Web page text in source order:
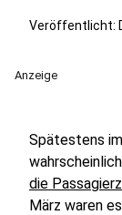
Veröffentlicht:
Anzeige
Spätestens
die
März waren